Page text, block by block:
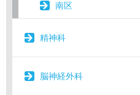
南区
精神科
脳神経外科